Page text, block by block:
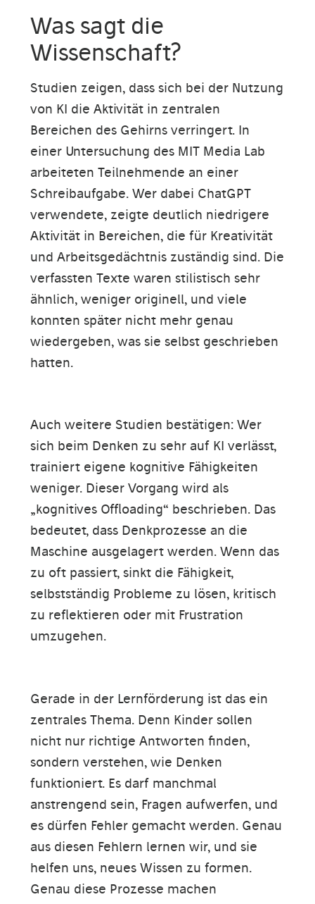
Was sagt die
Wissenschaft?
Studien zeigen, dass sich bei der Nutzung
von KI die Aktivität in zentralen
Bereichen des Gehirns verringert. In
einer Untersuchung des MIT Media Lab
arbeiteten Teilnehmende an einer
Schreibaufgabe. Wer dabei ChatGPT
verwendete, zeigte deutlich niedrigere
Aktivität in Bereichen, die für Kreativität
und Arbeitsgedächtnis zuständig sind. Die
verfassten Texte waren stilistisch sehr
ähnlich, weniger originell, und viele
konnten später nicht mehr genau
wiedergeben, was sie selbst geschrieben
hatten.
Auch weitere Studien bestätigen: Wer
sich beim Denken zu sehr auf KI verlässt,
trainiert eigene kognitive Fähigkeiten
weniger. Dieser Vorgang wird als
„kognitives Offloading“ beschrieben. Das
bedeutet, dass Denkprozesse an die
Maschine ausgelagert werden. Wenn das
zu oft passiert, sinkt die Fähigkeit,
selbstständig Probleme zu lösen, kritisch
zu reflektieren oder mit Frustration
umzugehen.
Gerade in der Lernförderung ist das ein
zentrales Thema. Denn Kinder sollen
nicht nur richtige Antworten finden,
sondern verstehen, wie Denken
funktioniert. Es darf manchmal
anstrengend sein, Fragen aufwerfen, und
es dürfen Fehler gemacht werden. Genau
aus diesen Fehlern lernen wir, und sie
helfen uns, neues Wissen zu formen.
Genau diese Prozesse machen